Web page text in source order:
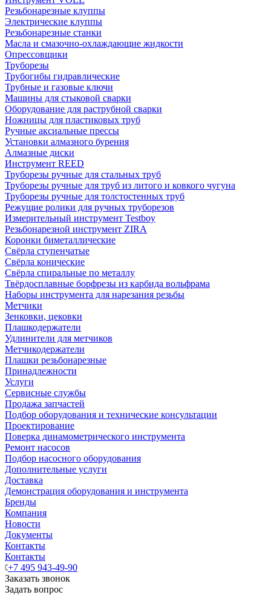
Резьбонарезные клуппы
Электрические клуппы
Резьбонарезные станки
Масла и смазочно-охлаждающие жидкости
Опрессовщики
Труборезы
Трубогибы гидравлические
Трубные и газовые ключи
Машины для стыковой сварки
Оборудование для раструбной сварки
Ножницы для пластиковых труб
Ручные аксиальные прессы
Установки алмазного бурения
Алмазные диски
Инструмент REED
Труборезы ручные для стальных труб
Труборезы ручные для труб из литого и ковкого чугуна
Труборезы ручные для толстостенных труб
Режущие ролики для ручных труборезов
Измерительный инструмент Testboy
Резьбонарезной инструмент ZIRA
Коронки биметаллические
Свёрла ступенчатые
Свёрла конические
Свёрла спиральные по металлу
Твёрдосплавные борфрезы из карбида вольфрама
Наборы инструмента для нарезания резьбы
Метчики
Зенковки, цековки
Плашкодержатели
Удлинители для метчиков
Метчикодержатели
Плашки резьбонарезные
Принадлежности
Услуги
Сервисные службы
Продажа запчастей
Подбор оборудования и технические консультации
Проектирование
Поверка динамометрического инструмента
Ремонт насосов
Подбор насосного оборудования
Дополнительные услуги
Доставка
Демонстрация оборудования и инструмента
Бренды
Компания
Новости
Документы
Контакты
Контакты
+7 495 943-49-90
Заказать звонок
Задать вопрос